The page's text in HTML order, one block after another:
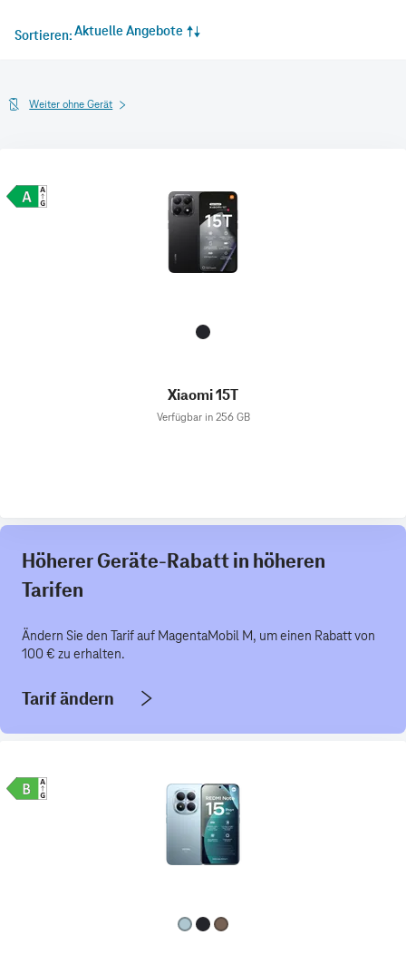
Sortieren Aktuelle Angebote
Weiter ohne Gerät
Xiaomi 15T
Verfügbar in 256 GB
Höherer Geräte-Rabatt in höheren
Tarifen
Ändern Sie den Tarif auf MagentaMobil M, um einen Rabatt von
100 € zu erhalten.
Tarif ändern